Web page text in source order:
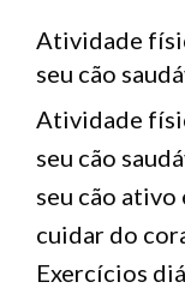
Atividade
seu cão
Atividade
seu cão
seu cão ativo
cuidar do
Exercícios